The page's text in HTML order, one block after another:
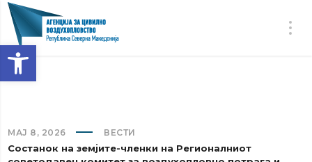
Open toolbar
МАЈ 8, 2026 ВЕСТИ
Состанок на земјите-членки на Регионалниот